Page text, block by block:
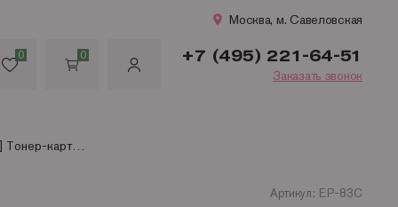
Москва, м. Савеловская
0 0 +7 (495) 221-64-51
Заказать звонок
EP-83C [1509A002AA] Тонер-картридж для LBP460 (6000c.)
Артикул: EP-83C